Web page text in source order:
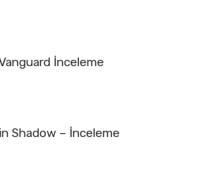
İnceleme
Shadow – İnceleme